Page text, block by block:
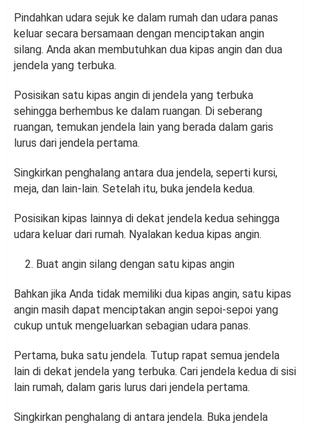
Pindahkan udara sejuk ke dalam rumah dan udara panas
keluar secara bersamaan dengan menciptakan angin
silang. Anda akan membutuhkan dua kipas angin dan dua
jendela yang terbuka.
Posisikan satu kipas angin di jendela yang terbuka
sehingga berhembus ke dalam ruangan. Di seberang
ruangan, temukan jendela lain yang berada dalam garis
lurus dari jendela pertama.
Singkirkan penghalang antara dua jendela, seperti kursi,
meja, dan lain-lain. Setelah itu, buka jendela kedua.
Posisikan kipas lainnya di dekat jendela kedua sehingga
udara keluar dari rumah. Nyalakan kedua kipas angin.
Buat angin silang dengan satu kipas angin
Bahkan jika Anda tidak memiliki dua kipas angin, satu kipas
angin masih dapat menciptakan angin sepoi-sepoi yang
cukup untuk mengeluarkan sebagian udara panas.
Pertama, buka satu jendela. Tutup rapat semua jendela
lain di dekat jendela yang terbuka. Cari jendela kedua di sisi
lain rumah, dalam garis lurus dari jendela pertama.
Singkirkan penghalang di antara jendela. Buka jendela